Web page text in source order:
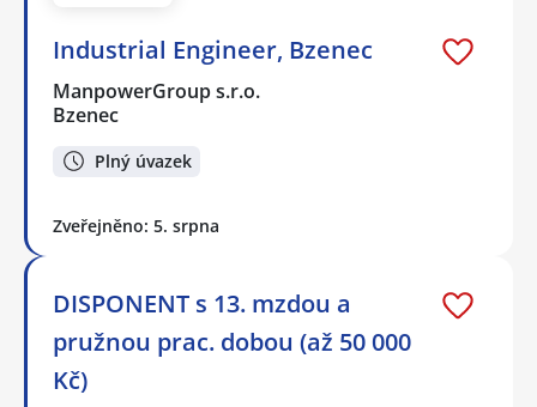
Industrial Engineer, Bzenec
ManpowerGroup s.r.o.
Bzenec
Plný úvazek
Zveřejněno: 5. srpna
DISPONENT s 13. mzdou a
pružnou prac. dobou (až 50 000
Kč)